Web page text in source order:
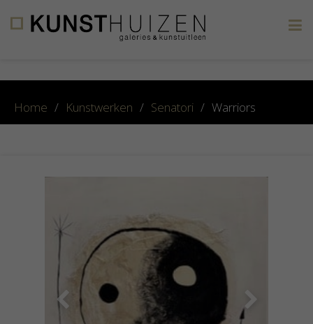
Home / Kunstwerken / Senatori / Warriors